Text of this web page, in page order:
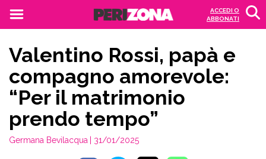
ACCEDI O
ABBONATI
Valentino Rossi, papà e
compagno amorevole:
“Per il matrimonio
prendo tempo”
Germana Bevilacqua | 31/01/2025